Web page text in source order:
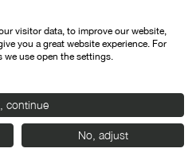
visitor data, to improve our website,
you a great website experience. For
use open the settings.
continue
No, adjust